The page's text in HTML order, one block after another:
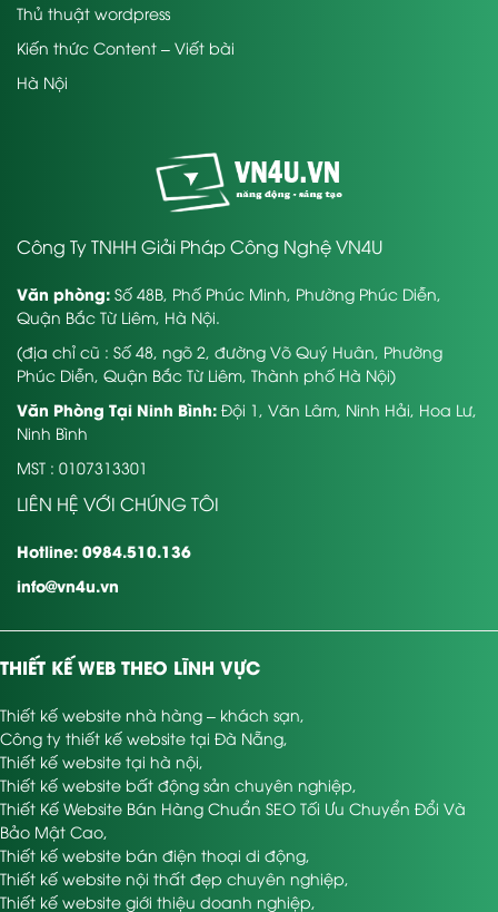
Thủ thuật wordpress
Kiến thức Content – Viết bài
Hà Nội
Công Ty TNHH Giải Pháp Công Nghệ VN4U
Văn phòng: Số 48B, Phố Phúc Minh, Phường Phúc Diễn,
Quận Bắc Từ Liêm, Hà Nội.
(địa chỉ cũ : Số 48, ngõ 2, đường Võ Quý Huân, Phường
Phúc Diễn, Quận Bắc Từ Liêm, Thành phố Hà Nội)
Văn Phòng Tại Ninh Bình: Đội 1, Văn Lâm, Ninh Hải, Hoa Lư,
Ninh Bình
MST : 0107313301
LIÊN HỆ VỚI CHÚNG TÔI
Hotline: 0984.510.136
info@vn4u.vn
THIẾT KẾ WEB THEO LĨNH VỰC
Thiết kế website nhà hàng – khách sạn,
Công ty thiết kế website tại Đà Nẵng,
Thiết kế website tại hà nội,
Thiết kế website bất động sản chuyên nghiệp,
Thiết Kế Website Bán Hàng Chuẩn SEO Tối Ưu Chuyển Đổi Và
Bảo Mật Cao,
Thiết kế website bán điện thoại di động,
Thiết kế website nội thất đẹp chuyên nghiệp,
Thiết kế website giới thiệu doanh nghiệp,